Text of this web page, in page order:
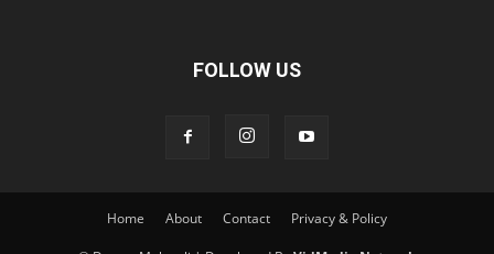
FOLLOW US
Home About Contact Privacy & Policy